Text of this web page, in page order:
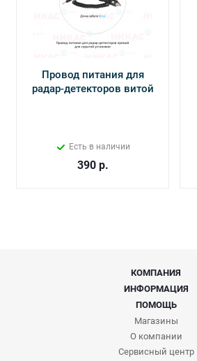
Провод питания для
радар-детекторов витой
Есть в наличии
390р.
КОМПАНИЯ
ИНФОРМАЦИЯ
ПОМОЩЬ
Магазины
О компании
Сервисный центр